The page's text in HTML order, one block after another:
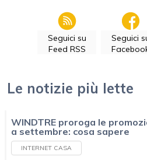
Seguici su
Feed RSS
Seguici
Le notizie più lette
WINDTRE proroga le
a settembre: cosa sapere
INTERNET CASA